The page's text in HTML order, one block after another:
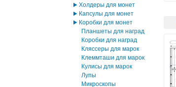
Холдеры для монет
Капсулы для монет
Коробки для монет
Планшеты для наград
Коробки для наград
Кляссеры для марок
Клеммташи для марок
Кулисы для марок
Лупы
Микроскопы